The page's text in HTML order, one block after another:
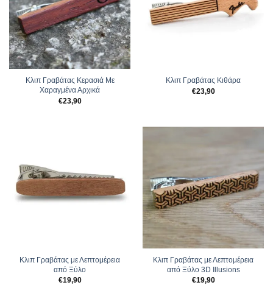
Κλιπ Γραβάτας Κερασιά Με
Χαραγμένα Αρχικά
€23,90
Κλιπ Γραβάτας Κιθάρα
€23,90
Κλιπ Γραβάτας με Λεπτομέρεια
από Ξύλο
€19,90
Κλιπ Γραβάτας με Λεπτομέρεια
από Ξύλο 3D Illusions
€19,90